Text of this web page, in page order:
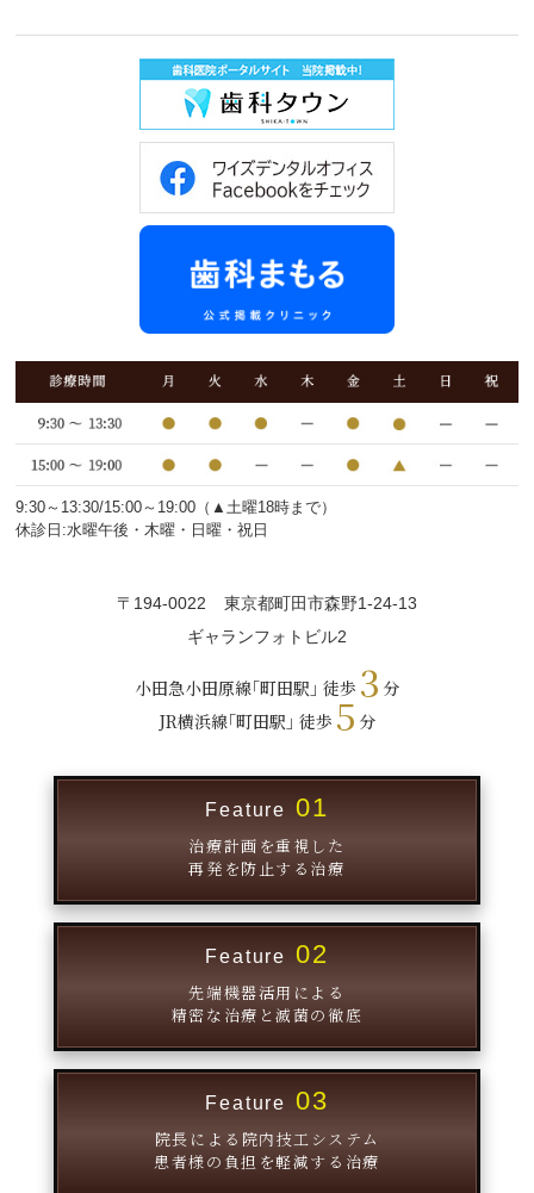
9:30～13:30/15:00～19:00（▲土曜18時まで）
休診日:水曜午後・木曜・日曜・祝日
〒194-0022
東京都町田市森野1-24-13
ギャランフォトビル2
小田急小田原線｢町田駅｣ 徒歩 3 分
JR横浜線｢町田駅｣ 徒歩 5 分
Feature 01
治療計画を重視した
再発を防止する治療
Feature 02
先端機器活用による
精密な治療と滅菌の徹底
Feature 03
院長による院内技工システム
患者様の負担を軽減する治療